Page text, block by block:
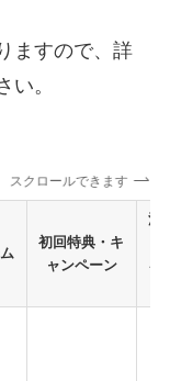
ますので、詳
い。
スクロールできます
初回特典・キ
ャンペーン
漫
を